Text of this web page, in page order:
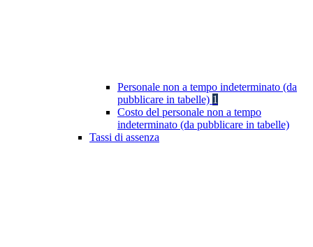
Personale non a tempo indeterminato (da
pubblicare in tabelle) 1
Costo del personale non a tempo
indeterminato (da pubblicare in tabelle)
Tassi di assenza